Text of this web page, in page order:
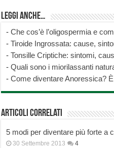
Leggi anche…
-Che cos’è l’oligospermia e
-Tiroide Ingrossata: cause,
-Tonsille Criptiche: sintomi,
-Quali sono i miorilassanti
-Come diventare Anoressica?
Articoli correlati
5 modi per diventare più forte a
30 Settembre 2013 4